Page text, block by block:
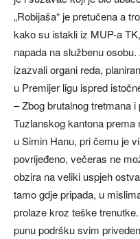
„Robijaša“ je pretučena a
kako su istakli iz MUP-a
napada na službenu
izazvali organi reda,
u Premijer ligu ispred
– Zbog brutalnog tretmana
Tuzlanskog kantona
u Simin Hanu, pri čemu je
povrijeđeno, večeras ne
obzira na veliki uspjeh
tamo gdje pripada, u
prolaze kroz teške
punu podršku svim